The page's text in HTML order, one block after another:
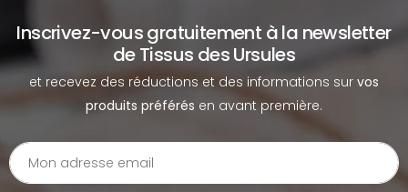
Inscrivez-vous gratuitement à la newsletter
de Tissus des Ursules
et recevez des réductions et des informations sur vos
produits préférés en avant première.